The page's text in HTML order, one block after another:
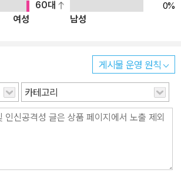
60대
0%
여성
남성
게시물 운영 원칙
카테고리